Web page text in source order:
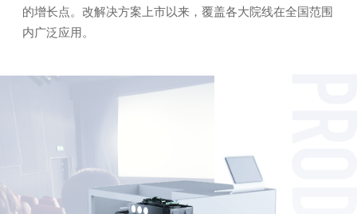
的增长点。改解决方案上市以来，覆盖各大院线在全国范围
内广泛应用。